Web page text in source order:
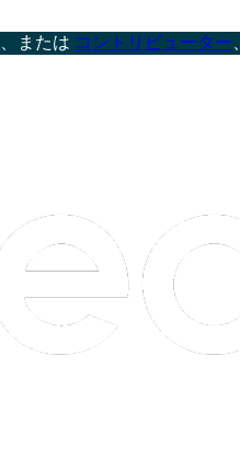
、または コントリビューター